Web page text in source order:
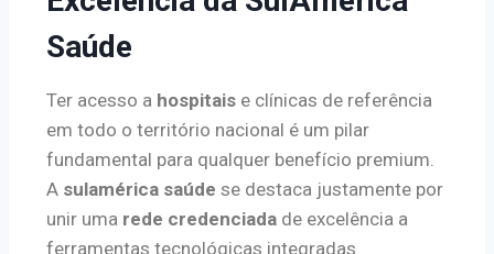
Saúde
Ter acesso a hospitais e clínicas de referência
em todo o território nacional é um pilar
fundamental para qualquer benefício premium.
A sulamérica saúde se destaca justamente por
unir uma rede credenciada de excelência a
ferramentas tecnológicas integradas.